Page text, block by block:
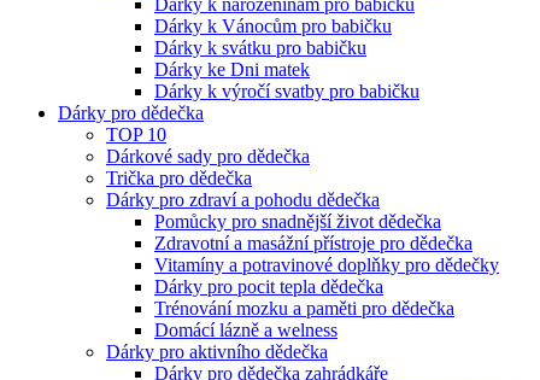
Dárky k narozeninám pro babičku
Dárky k Vánocům pro babičku
Dárky k svátku pro babičku
Dárky ke Dni matek
Dárky k výročí svatby pro babičku
Dárky pro dědečka
TOP 10
Dárkové sady pro dědečka
Trička pro dědečka
Dárky pro zdraví a pohodu dědečka
Pomůcky pro snadnější život dědečka
Zdravotní a masážní přístroje pro dědečka
Vitamíny a potravinové doplňky pro dědečky
Dárky pro pocit tepla dědečka
Trénování mozku a paměti pro dědečka
Domácí lázně a welness
Dárky pro aktivního dědečka
Dárky pro dědečka zahrádkáře